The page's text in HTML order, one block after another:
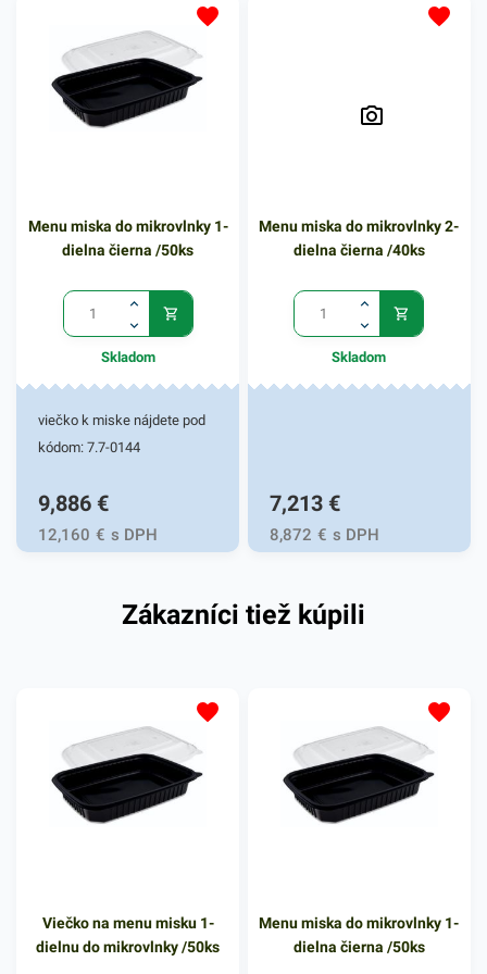
určená na balenie prevažne
rôznych pokrmov, ako sú
zákusky, prílohy, lahôdky a
podobne. Miska zabezpečí
spoľahlivý prenos jedla bez
vyhotovení. V našej ponuke
produkty, ktoré vás zaručene
Menu miska do mikrovlnky 1-
dielna čierna /50ks
Skladom
viečko k miske nájdete pod
kódom: 7.7-0144
9,886 €
12,160 € s DPH
Menu miska do mikrovlnky 2-
dielna čierna /40ks
Skladom
7,213 €
8,872 € s DPH
Zákazníci tiež kúpili
Viečko na menu misku 1-
dielnu do mikrovlnky /50ks
Menu miska do mikrovlnky 1-
dielna čierna /50ks